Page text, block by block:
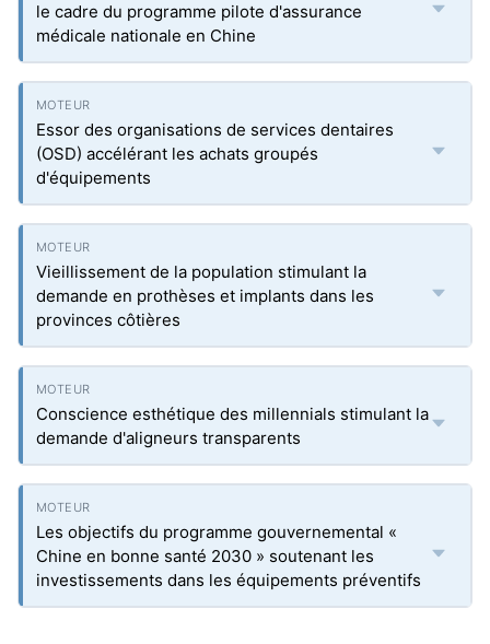
le cadre du programme pilote d'assurance
médicale nationale en Chine
Essor des organisations de services dentaires
(OSD) accélérant les achats groupés
d'équipements
Vieillissement de la population stimulant la
demande en prothèses et implants dans les
provinces côtières
Conscience esthétique des millennials stimulant la
demande d'aligneurs transparents
Les objectifs du programme gouvernemental «
Chine en bonne santé 2030 » soutenant les
investissements dans les équipements préventifs